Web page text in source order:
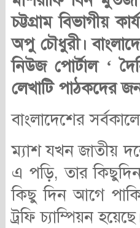
চট্টগ্রাম বিভাগীয়
অপু চৌধুরী।
নিউজ পোর্টাল ‘
লেখাটি পাঠকদের
বাংলাদেশের
ম্যাশ যখন জাতীয়
এ পড়ি, তার
কিছু দিন আগে
ট্রফি চ্যাম্পিয়ন